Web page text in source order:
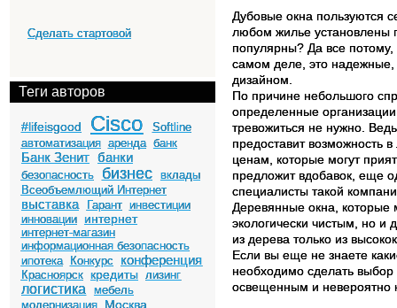
Сделать стартовой
Теги авторов
#lifeisgood Cisco
Softline
автоматизация аренда банк
Банк Зенит банки
безопасность бизнес
вклады
Всеобъемлющий Интернет
выставка Гарант инвестиции
инновации
интернет
интернет-магазин
информационная безопасность
ипотека
Конкурс конференция
Красноярск кредиты лизинг
логистика
мебель
модернизация
Москва
Дубовые окна пользуются
любом жилье установлены
популярны? Да все потому,
самом деле, это надежные,
дизайном.
По причине небольшого
определенные
тревожиться не нужно.
предоставит возможность
ценам, которые могут
предложит вдобавок, еще
специалисты такой
Деревянные окна, которые
экологически чистым, но и
из дерева только из
Если вы еще не знаете
необходимо сделать
освещенным и